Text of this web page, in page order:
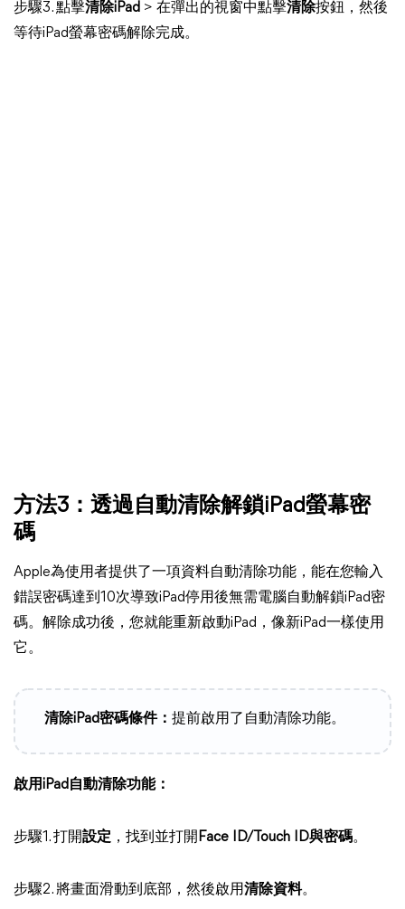
步驟3. 點擊清除iPad > 在彈出的視窗中點擊清除按鈕，然後
等待iPad螢幕密碼解除完成。
方法3：透過自動清除解鎖iPad螢幕密
碼
Apple為使用者提供了一項資料自動清除功能，能在您輸入
錯誤密碼達到10次導致iPad停用後無需電腦自動解鎖iPad密
碼。解除成功後，您就能重新啟動iPad，像新iPad一樣使用
它。
清除iPad密碼條件： 提前啟用了自動清除功能。
啟用iPad自動清除功能：
步驟1. 打開設定 ，找到並打開 Face ID/Touch ID與密碼。
步驟2. 將畫面滑動到底部，然後啟用清除資料。